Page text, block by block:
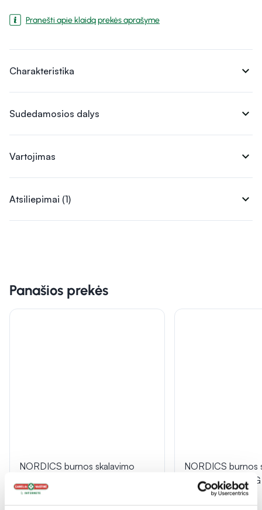
Pranešti apie klaidą prekės aprašyme
Charakteristika expand_more
Sudedamosios dalys expand_more
Vartojimas expand_more
Atsiliepimai (1) expand_more
Panašios prekės
NORDICS burnos skalavimo
skystis PARODENT, 300 ml
NORDICS burnos
skystis